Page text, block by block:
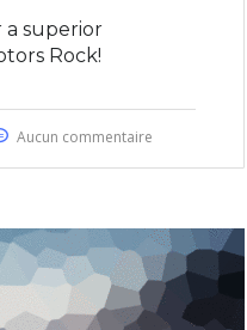
a superior
Rock!
Aucun commentaire